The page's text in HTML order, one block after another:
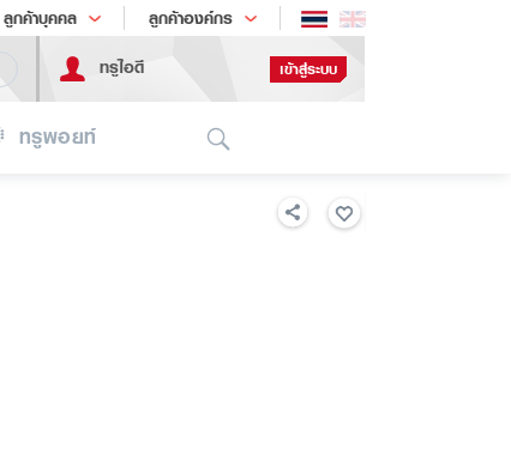
ลูกค้าบุคคล ลูกค้าองค์กร
เทรนด์เทคโนโลยี
ทรูไอดี เข้าสู่ระบบ
ทรูพอยท์